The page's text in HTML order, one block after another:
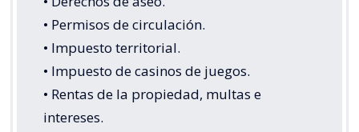
• Permisos de circulación.
• Impuesto territorial.
• Impuesto de casinos de juegos.
• Rentas de la propiedad, multas e
intereses.